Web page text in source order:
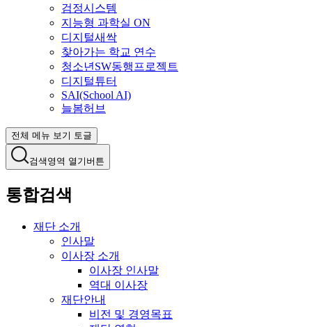
검정시스템
지능형 과학실 ON
디지털새싹
찾아가는 학교 연수
청소년SW동행프로젝트
디지털튜터
SAI(School AI)
늘봄허브
전체 메뉴 보기 토글
검색영역 열기버튼
통합검색
재단 소개
인사말
이사장 소개
이사장 인사말
역대 이사장
재단안내
비전 및 경영목표